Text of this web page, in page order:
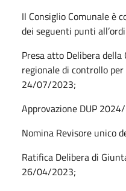
Il Consiglio Comunale è
dei seguenti punti
Presa atto Delibera
regionale di controllo
24/07/2023;
Approvazione DUP
Nomina Revisore unico
Ratifica Delibera di
26/04/2023;